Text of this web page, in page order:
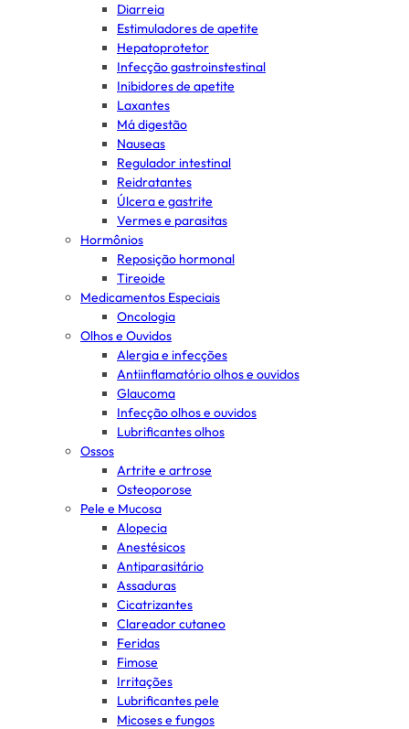
Diarreia
Estimuladores de apetite
Hepatoprotetor
Infecção gastroinstestinal
Inibidores de apetite
Laxantes
Má digestão
Nauseas
Regulador intestinal
Reidratantes
Úlcera e gastrite
Vermes e parasitas
Hormônios
Reposição hormonal
Tireoide
Medicamentos Especiais
Oncologia
Olhos e Ouvidos
Alergia e infecções
Antiinflamatório olhos e ouvidos
Glaucoma
Infecção olhos e ouvidos
Lubrificantes olhos
Ossos
Artrite e artrose
Osteoporose
Pele e Mucosa
Alopecia
Anestésicos
Antiparasitário
Assaduras
Cicatrizantes
Clareador cutaneo
Feridas
Fimose
Irritações
Lubrificantes pele
Micoses e fungos